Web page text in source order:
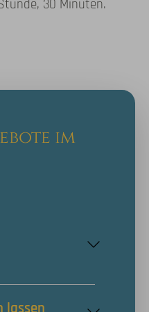
30 Minuten.
im
lassen